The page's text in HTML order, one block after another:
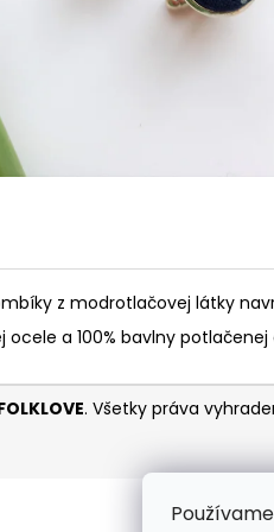
z modrotlačovej látky
ocele a 100% bavlny
. Všetky práva